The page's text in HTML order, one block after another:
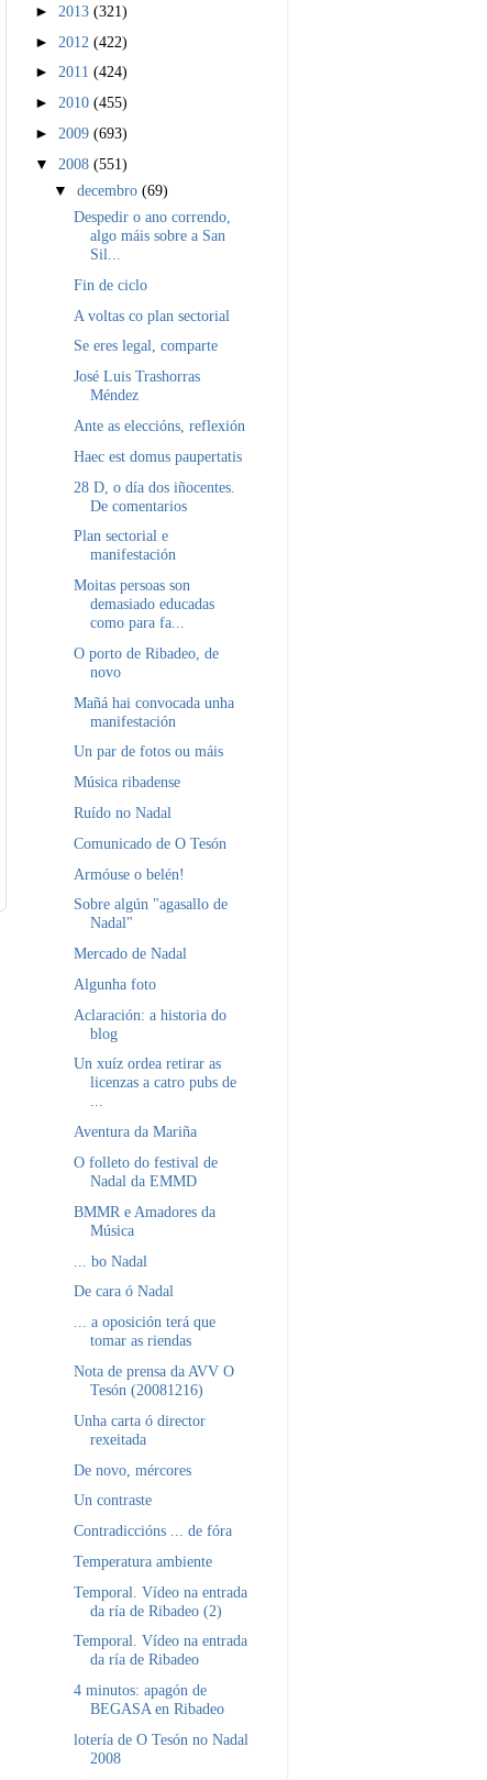
► 2013 (321)
► 2012 (422)
► 2011 (424)
► 2010 (455)
► 2009 (693)
▼ 2008 (551)
▼decembro(69)
Despedir o ano correndo,
algo máis sobre a San
Sil...
Fin de ciclo
A voltas co plan sectorial
Se eres legal, comparte
José Luis Trashorras
Méndez
Ante as eleccións, reflexión
Haec est domus paupertatis
28 D, o día dos iñocentes.
De comentarios
Plan sectorial e
manifestación
Moitas persoas son
demasiado educadas
como para fa...
O porto de Ribadeo, de
novo
Mañá hai convocada unha
manifestación
Un par de fotos ou máis
Música ribadense
Ruído no Nadal
Comunicado de O Tesón
Armóuse o belén!
Sobre algún "agasallo de
Nadal"
Mercado de Nadal
Algunha foto
Aclaración: a historia do
blog
Un xuíz ordea retirar as
licenzas a catro pubs de
...
Aventura da Mariña
O folleto do festival de
Nadal da EMMD
BMMR e Amadores da
Música
... bo Nadal
De cara ó Nadal
... a oposición terá que
tomar as riendas
Nota de prensa da AVV O
Tesón (20081216)
Unha carta ó director
rexeitada
De novo, mércores
Un contraste
Contradiccións ... de fóra
Temperatura ambiente
Temporal. Vídeo na entrada
da ría de Ribadeo (2)
Temporal. Vídeo na entrada
da ría de Ribadeo
4 minutos: apagón de
BEGASA en Ribadeo
lotería de O Tesón no Nadal
2008